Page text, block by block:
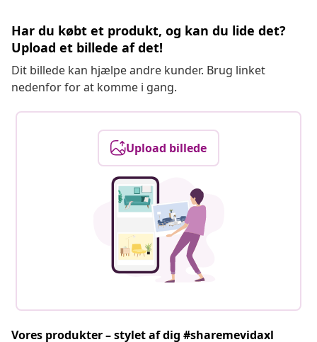
Har du købt et produkt, og kan du lide det?
Upload et billede af det!
Dit billede kan hjælpe andre kunder. Brug linket
nedenfor for at komme i gang.
Upload billede
Vores produkter – stylet af dig #sharemevidaxl